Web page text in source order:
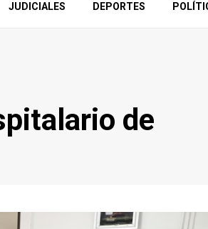
JUDICIALES DEPORTES
de